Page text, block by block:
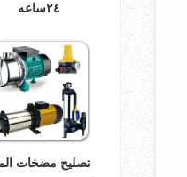
٢٤ساعه
تصليح مضخات